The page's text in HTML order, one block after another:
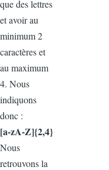
que des lettres
et avoir au
minimum 2
caractères et
au maximum
4. Nous
indiquons
donc :
[a-zA-Z]{2,4}
Nous
retrouvons la